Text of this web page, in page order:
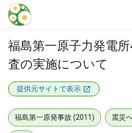
本文に飛ぶ
福島第一原子力発電
査の実施について
提供元サイトで表示
福島第一原発事故 (2011) 震災